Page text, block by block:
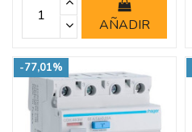
AÑADIR
-77,01%